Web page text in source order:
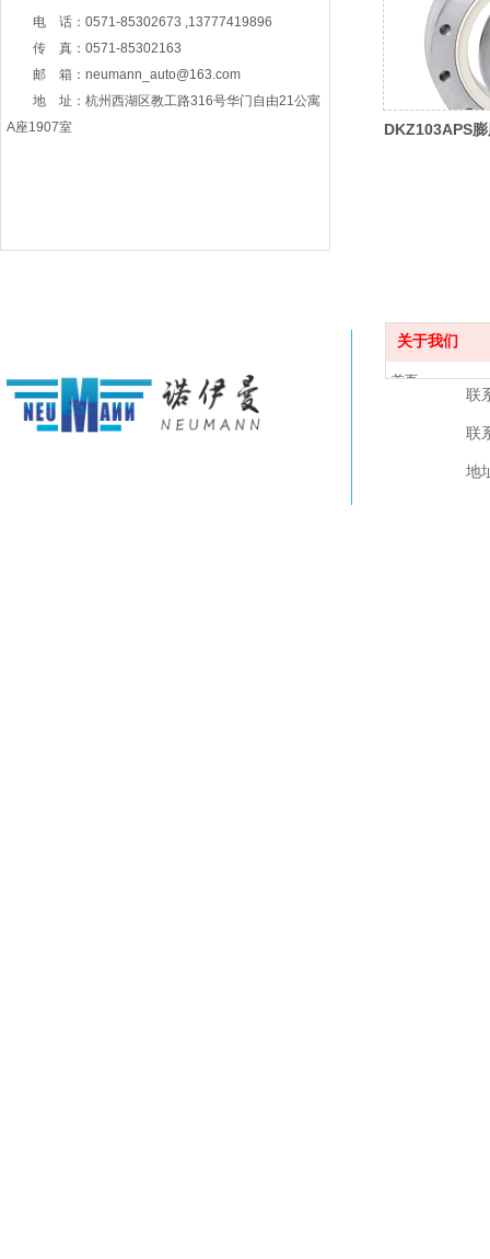
电 话：0571-85302673 ,13777419896
传 真：0571-85302163
邮 箱：neumann_auto@163.com
地 址：杭州西湖区教工路316号华门自由21公寓
A座1907室
DKZ103APS
关于我们
首页
联
联
地